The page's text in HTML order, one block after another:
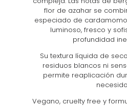
flor de azahar se
especiado de
luminoso, fresco y
profundidad
Su textura líquida de
residuos blancos ni
permite reaplicación
Vegano, cruelty free y